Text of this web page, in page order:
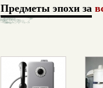
Предметы эпохи за